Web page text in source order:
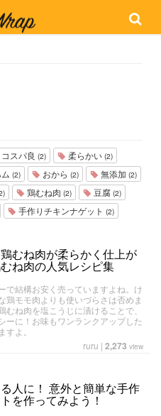
コスパ良 (2) 柔らかい (2)
(2) おから (2) 無添加 (2)
鶏むね肉 (2) 豆腐 (2)
手作りチキンナゲット (2)
むね肉が柔らかく仕上が
ね肉の人気レシピ集
で結構お安く売っていますよね。け
鶏モモ肉よりも使いづらさは否めま
むね肉を塩こうじに漬けることで、
ーに！お味もワンランクアップした
よ。
ruru | 2,273 view
人に！ 意外と簡単な手作
を作ってみよう！